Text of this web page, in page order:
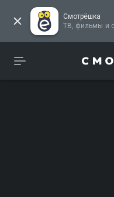
Смотрёшка